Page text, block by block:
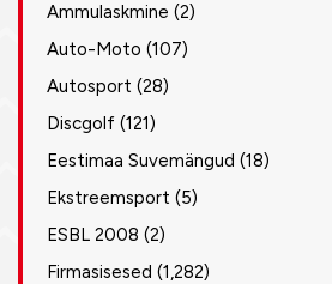
Ammulaskmine (2)
Auto-Moto (107)
Autosport (28)
Discgolf (121)
Eestimaa Suvemängud (18)
Ekstreemsport (5)
ESBL 2008 (2)
Firmasisesed (1,282)